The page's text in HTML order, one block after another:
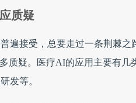
质疑
遍接受，总要走过一条荆棘
质疑。医疗AI的应用主要有
发等。